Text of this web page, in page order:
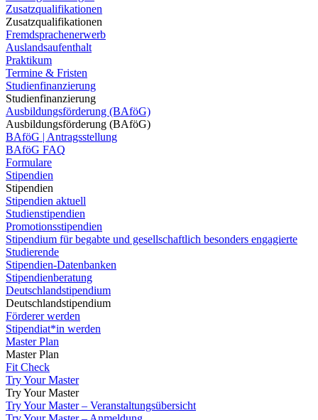
Zusatzqualifikationen
Zusatzqualifikationen
Fremdsprachenerwerb
Auslandsaufenthalt
Praktikum
Termine & Fristen
Studienfinanzierung
Studienfinanzierung
Ausbildungsförderung (BAföG)
Ausbildungsförderung (BAföG)
BAföG | Antragsstellung
BAföG FAQ
Formulare
Stipendien
Stipendien
Stipendien aktuell
Studienstipendien
Promotionsstipendien
Stipendium für begabte und gesellschaftlich besonders engagierte
Studierende
Stipendien-Datenbanken
Stipendienberatung
Deutschlandstipendium
Deutschlandstipendium
Förderer werden
Stipendiat*in werden
Master Plan
Master Plan
Fit Check
Try Your Master
Try Your Master
Try Your Master – Veranstaltungsübersicht